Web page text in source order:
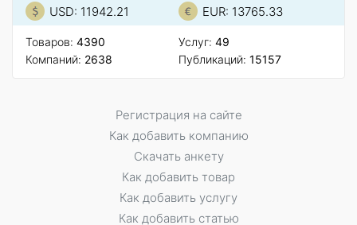
USD: 11942.21 EUR: 13765.33
Товаров: 4390
Компаний: 2638
Услуг: 49
Публикаций: 15157
Регистрация на сайте
Как добавить компанию
Скачать анкету
Как добавить товар
Как добавить услугу
Как добавить статью